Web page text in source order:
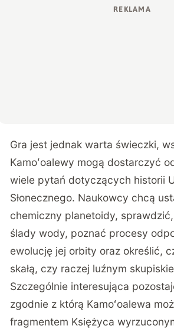
Gra jest jednak warta świeczki,
Kamoʻoalewy mogą dostarczyć
wiele pytań dotyczących historii
Słonecznego. Naukowcy chcą
chemiczny planetoidy,
ślady wody, poznać procesy
ewolucję jej orbity oraz określić,
skałą, czy raczej luźnym
Szczególnie interesująca
zgodnie z którą Kamoʻoalewa
fragmentem Księżyca